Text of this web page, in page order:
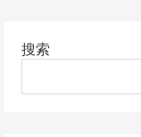
搜索